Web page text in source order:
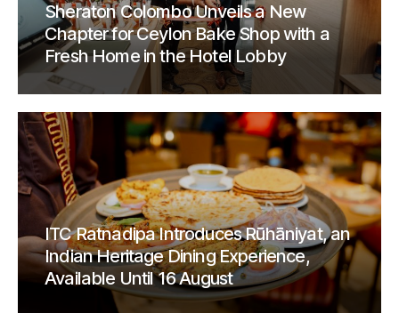
Sheraton Colombo Unveils a New
Chapter for Ceylon Bake Shop with a
Fresh Home in the Hotel Lobby
ITC Ratnadipa Introduces Rūhāniyat, an
Indian Heritage Dining Experience,
Available Until 16 August